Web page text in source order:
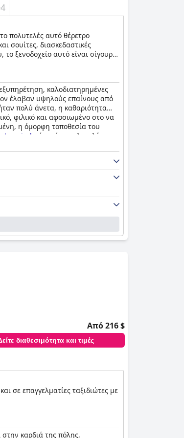
πολυτελές αυτό θέρετρο
σουίτες, διασκεδαστικές
ξενοδοχείο αυτό είναι σίγουρο
καλοδιατηρημένες
έλαβαν υψηλούς επαίνους από
πολύ άνετα, η καθαριότητα
φιλικό και αφοσιωμένο στο να
η όμορφη τοποθεσία του
είναι ένα πολυτελές
Από 216 $
διαθεσιμότητα και τιμές
σε επαγγελματίες ταξιδιώτες με
στην καρδιά της πόλης,